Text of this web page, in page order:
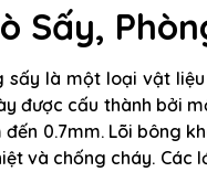
Sấy,
sấy là một loại vật
được cấu thành bởi
0.7mm. Lõi bông
và chống cháy.